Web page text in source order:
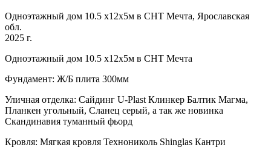
Одноэтажный дом 10.5 х12х5м в СНТ Мечта, Ярославская
обл.
2025 г.
Одноэтажный дом 10.5 х12х5м в СНТ Мечта
Фундамент: Ж/Б плита 300мм
Уличная отделка: Сайдинг U-Plast Клинкер Балтик Магма,
Планкен угольный, Сланец серый, а так же новинка
Скандинавия туманный фьорд
Кровля: Мягкая кровля Технониколь Shinglas Кантри